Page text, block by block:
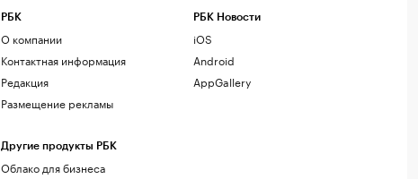
РБК
О компании
Контактная информация
Редакция
Размещение рекламы
Другие продукты РБК
Облако для бизнеса
РБК Новости
iOS
Android
AppGallery